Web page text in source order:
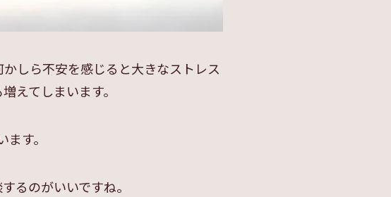
しら不安を感じると大きなストレス
えてしまいます。
す。
るのがいいですね。